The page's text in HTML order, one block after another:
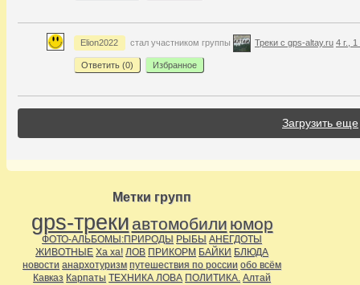
Elion2022 стал участником группы Треки с gps-altay.ru 4 г.,
Ответить (0) Избранное
Загрузить еще
Метки групп
gps-треки автомобили юмор
ФОТО-АЛЬБОМЫ:ПРИРОДЫ РЫБЫ АНЕГДОТЫ
ЖИВОТНЫЕ Ха ха! ЛОВ ПРИКОРМ БАЙКИ БЛЮДА
новости анархотуризм путешествия по россии обо всём
Кавказ Карпаты ТЕХНИКА ЛОВА ПОЛИТИКА. Алтай